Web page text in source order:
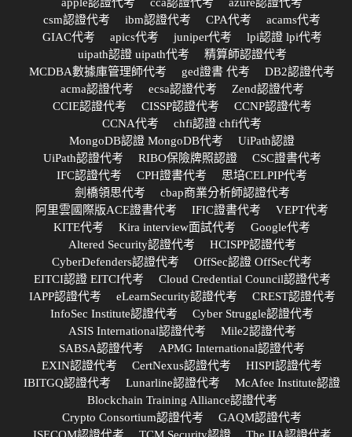
csm認證代考
ibm認證代考 CPA代考
acams代考
GIAC代考
apics代考 juniper代考
lpi認證 lpi代考
uipath認證 uipath代考
精算師認證代考
MCDBA數據庫管理師代考
ged證書 代考
DB2認證代考
acma認證代考
ecsa認證代考
Zend認證代考
CCIE認證代考
CISSP認證代考
CCNP認證代考
CCNA代考
chfi認證 chfi代考
MongoDB認證 MongoDB代考
UiPath認證
UiPath認證代考
RIBO保險牌照認證
CSC證書代考
IFC認證代考
CPH證書代考
思培CELPIP代考
劍橋領思代考
cbap商業分析師認證代考
阿里雲國際版ACE證書代考
IFIC證書代考
VEPT代考
KITE代考
Kira interview面試代考
Google代考
Altered Security認證代考
HCISPP認證代考
CyberDefenders認證代考
OffSec認證 OffSec代考
EITCI認證 EITCI代考
Cloud Credential Council認證代考
IAPP認證代考
eLearnSecurity認證代考
CREST認證代考
InfoSec Institute認證代考
Cyber Struggle認證代考
ASIS International認證代考
Mile2認證代考
SABSA認證代考
APMG International認證代考
EXIN認證代考
CertNexus認證代考
HISPI認證代考
IBITGQ認證代考
Lunarline認證代考
McAfee Institute認證
Blockchain Training Alliance認證代考
Crypto Consortium認證代考
GAQM認證代考